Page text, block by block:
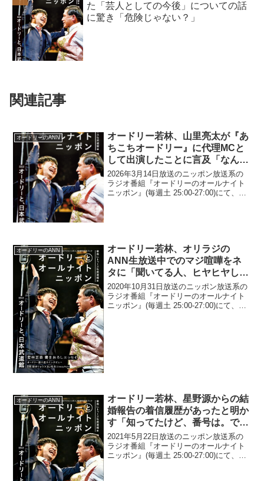
た「芸人としての今後」についての話
に驚き「危険じゃない？」
関連記事
オードリーのANN
オードリー若林、山里亮太が『あ
ちこちオードリー』に代理MCと
して出演したことに言及「なんで
ゲストで来てくんないのかな」
2026年3月14日放送のニッポン放送系の
ラジオ番組『オードリーのオールナイト
ニッポン』(毎週土 25:00-27:00)にて、お
オードリーのANN
オードリー若林、オリラジの
ANN生放送中でのマジ喧嘩をネ
タに「聞いてる人、ヒヤヒヤして
ると思うよ。オリラジの喧嘩ラジ
オになるんじゃないかって」
2020年10月31日放送のニッポン放送系の
ラジオ番組『オードリーのオールナイト
ニッポン』(毎週土 25:00-27:00)にて、お
オードリーのANN
オードリー若林、星野源からの結
婚報告の着信履歴があったと明か
す「知ってたけど、番号は。で
も、着信があったことはないか
ら」
2021年5月22日放送のニッポン放送系の
ラジオ番組『オードリーのオールナイト
ニッポン』(毎週土 25:00-27:00)にて、お